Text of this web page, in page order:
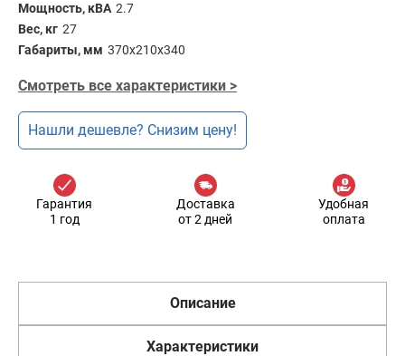
Мощность, кВА 2.7
Вес, кг 27
Габариты, мм 370х210х340
Смотреть все характеристики >
Нашли дешевле? Снизим цену!
Гарантия
1 год
Доставка
от 2 дней
Удобная
оплата
Описание
Характеристики